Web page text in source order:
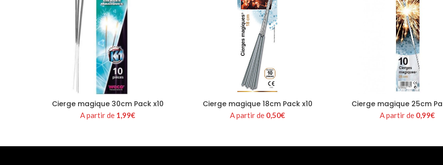
Cierge magique 30cm Pack x10
A partir de 1,99€
Cierge magique 18cm Pack x10
A partir de 0,50€
Cierge magique 25cm
A partir de 0,99€